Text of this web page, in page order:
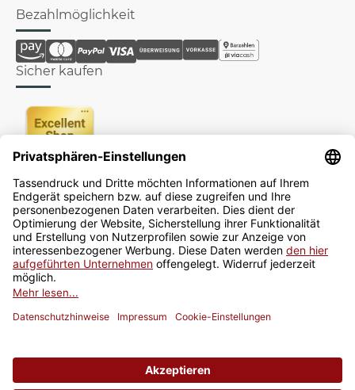
Bezahlmöglichkeit
Sicher kaufen
Newsletter